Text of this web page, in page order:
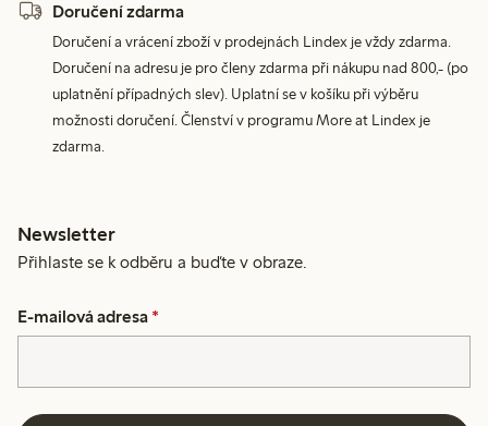
Doručení zdarma
Doručení a vrácení zboží v prodejnách Lindex je vždy zdarma.
Doručení na adresu je pro členy zdarma při nákupu nad 800,- (po
uplatnění případných slev). Uplatní se v košíku při výběru
možnosti doručení. Členství v programu More at Lindex je
zdarma.
Newsletter
Přihlaste se k odběru a buďte v obraze.
E-mailová adresa *